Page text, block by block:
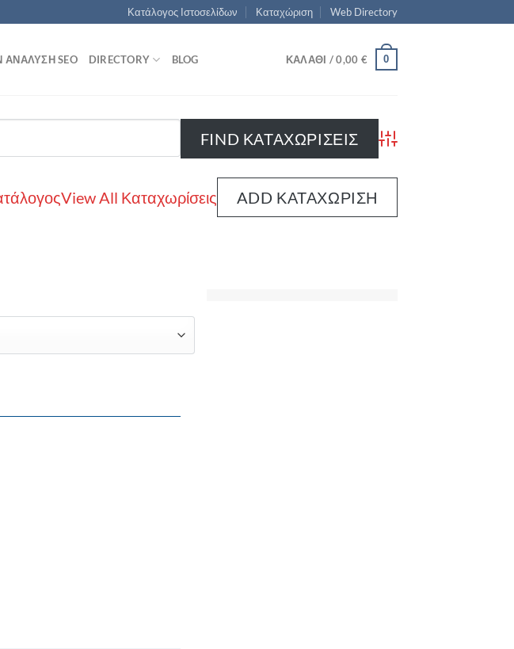
Κατάλογος Ιστοσελίδων Καταχώριση Web Directory
SEO DIRECTORY BLOG ΚΑΛΆΘΙ /0,00 € 0
Advanced Search
View All Καταχωρίσεις ADD ΚΑΤΑΧΏΡΙΣΗ